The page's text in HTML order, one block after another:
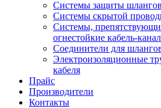
Системы защиты
Системы скрытой
Системы,
огнестойкие кабель-
Соединители для
Электроизоляционные
кабеля
Прайс
Производители
Контакты